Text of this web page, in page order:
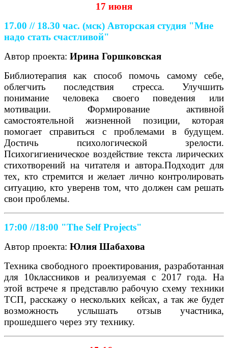
17 июня
17.00 // 18.30 час. (мск) Авторская студия "Мне
надо стать счастливой"
Автор проекта: Ирина Горшковская
Библиотерапия как способ помочь самому себе,
облегчить последствия стресса. Улучшить
понимание человека своего поведения или
мотивации. Формирование активной
самостоятельной жизненной позиции, которая
помогает справиться с проблемами в будущем.
Достичь психологической зрелости.
Психогигиеническое воздействие текста лирических
стихотворений на читателя и автора.Подходит для
тех, кто стремится и желает лично контролировать
ситуацию, кто уверенв том, что должен сам решать
свои проблемы.
17:00 //18:00 "The Self Projects"
Автор проекта: Юлия Шабахова
Техника свободного проектирования, разработанная
для 10классников и реализуемая с 2017 года. На
этой встрече я представлю рабочую схему техники
ТСП, расскажу о нескольких кейсах, а так же будет
возможность услышать отзыв участника,
прошедшего через эту технику.